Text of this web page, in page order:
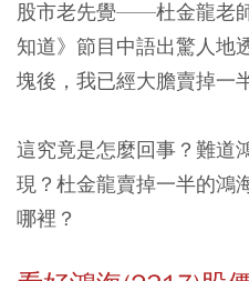
股市老先覺——杜金龍老
知道》節目中語出驚人地
塊後，我已經大膽賣掉一
這究竟是怎麼回事？難道
現？杜金龍賣掉一半的鴻
哪裡？